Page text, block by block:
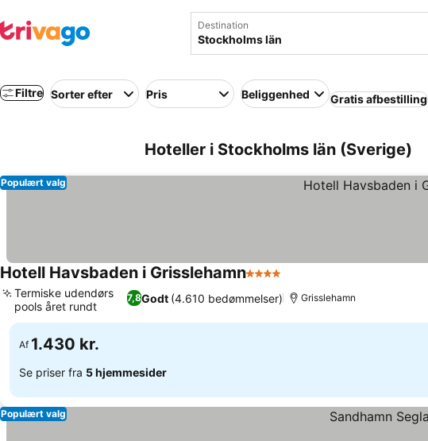
Destination
Filtre Sorter efter Pris Beliggenhed Gratis afbestilling
Hoteller i Stockholms län (Sverige)
Populært valg
Hotell Havsbaden i Grisslehamn4 Stjerner
7,8Godt (4.610 bedømmelser)
Termiske udendørs
pools året rundt
Grisslehamn
Af 1.430 kr.
Se priser fra 5 hjemmesider
Populært valg